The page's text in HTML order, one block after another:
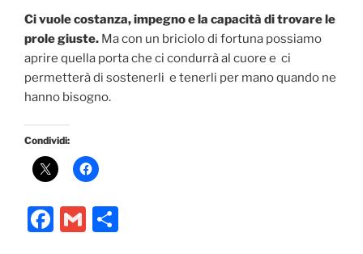
Ci vuole costanza, impegno e la capacità di trovare le
prole giuste. Ma con un briciolo di fortuna possiamo
aprire quella porta che ci condurrà al cuore e ci
permetterà di sostenerli e tenerli per mano quando ne
hanno bisogno.
Condividi:
F
G